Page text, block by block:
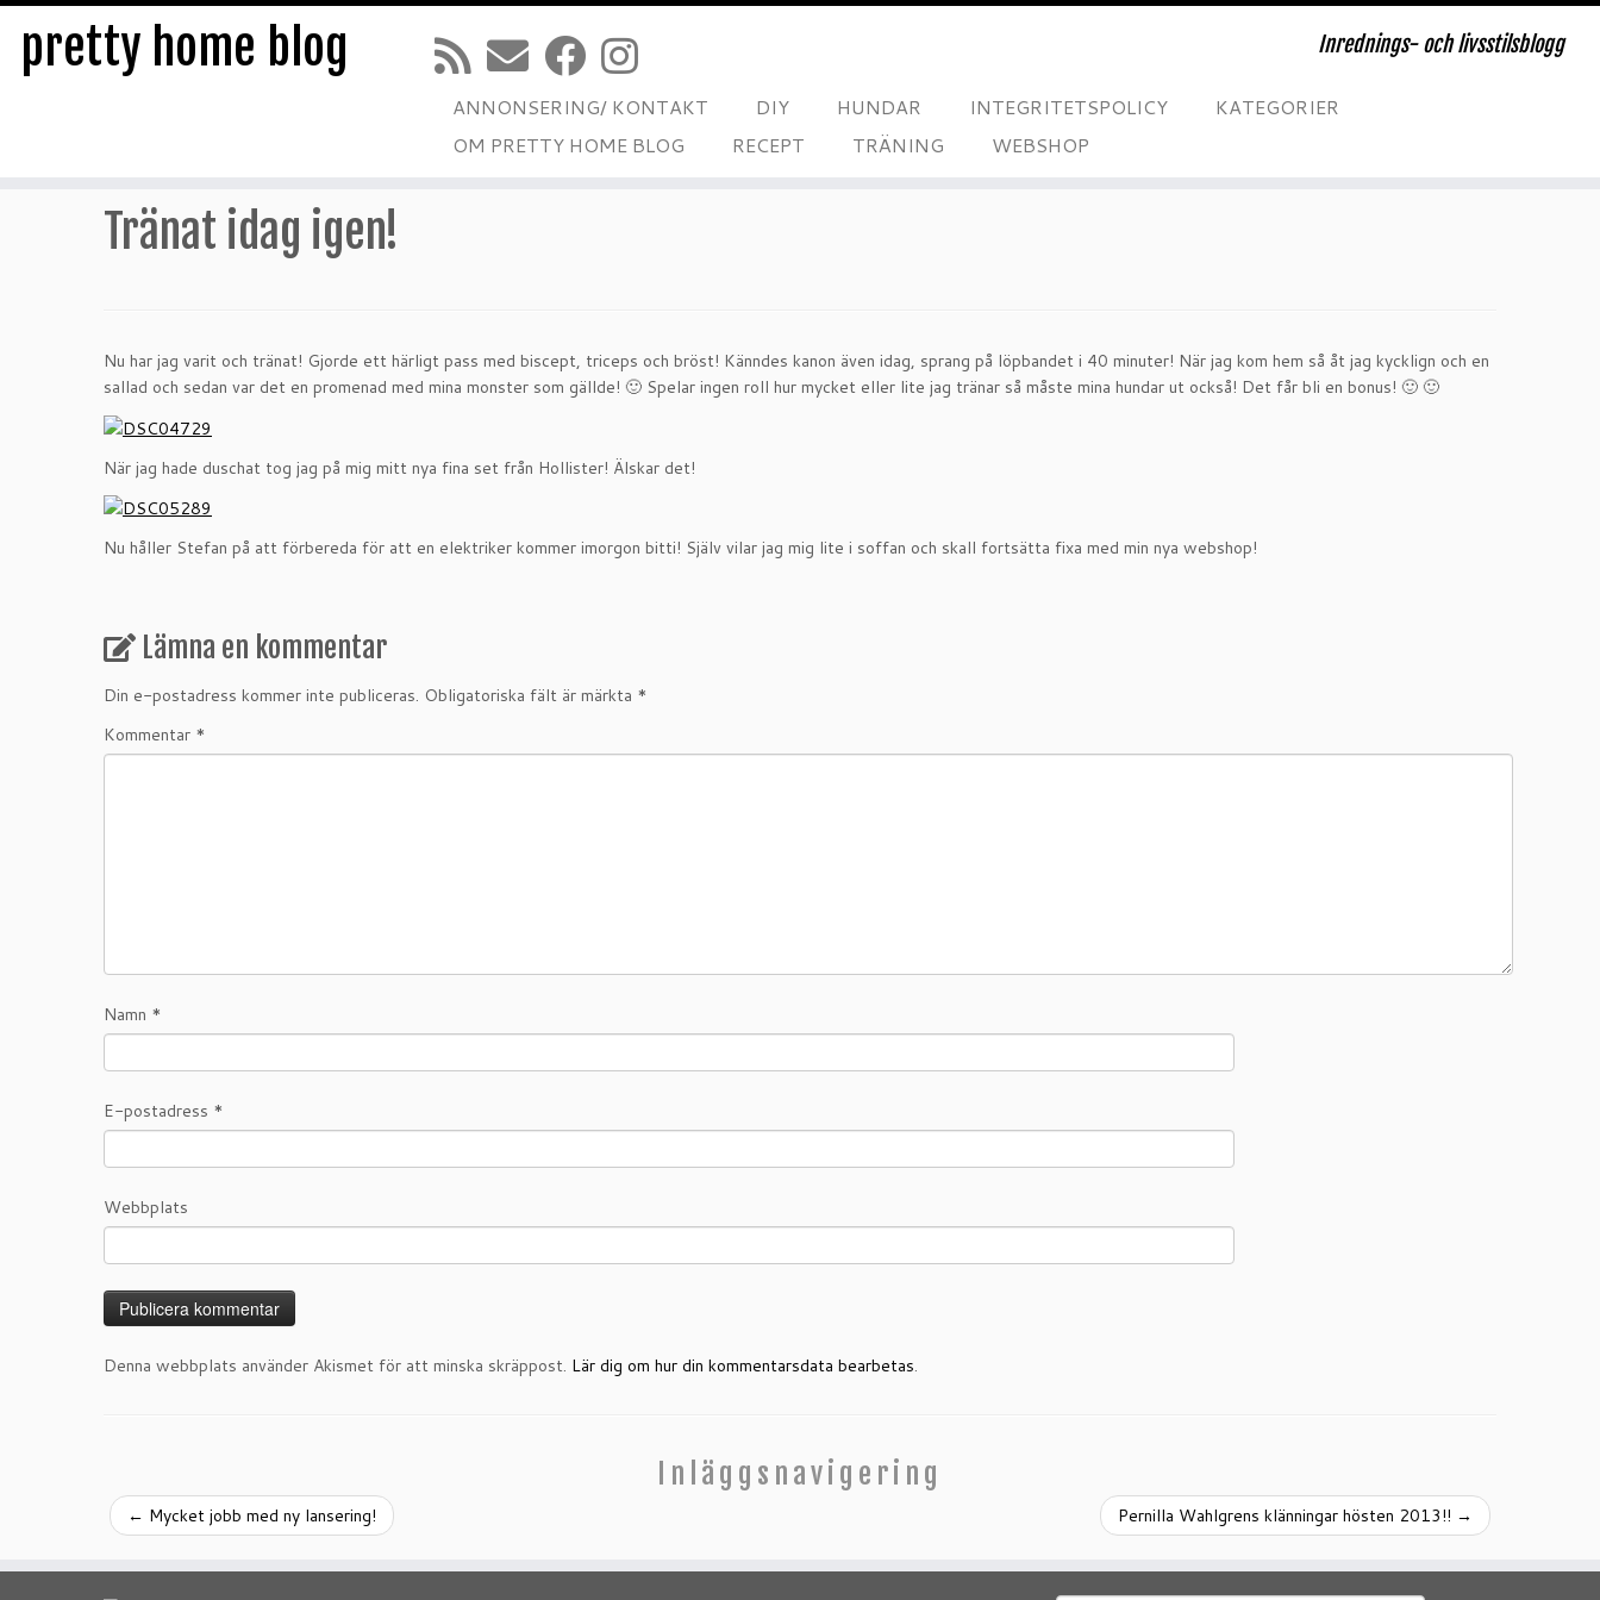
pretty home blog Inrednings- och livsstilsblogg
ANNONSERING/ KONTAKT DIY HUNDAR INTEGRITETSPOLICY
KATEGORIER
OM PRETTY HOME BLOG
RECEPT TRÄNING WEBSHOP
Tränat idag igen!
Nu har jag varit och tränat! Gjorde ett härligt pass med biscept, triceps och bröst! Känndes kanon även idag, sprang på löpbandet i 40 minuter! När jag kom hem så åt jag kycklign och en
sallad och sedan var det en promenad med mina monster som gällde! 🙂 Spelar ingen roll hur mycket eller lite jag tränar så måste mina hundar ut också! Det får bli en bonus! 🙂 🙂
När jag hade duschat tog jag på mig mitt nya fina set från Hollister! Älskar det!
Nu håller Stefan på att förbereda för att en elektriker kommer imorgon bitti! Själv vilar jag mig lite i soffan och skall fortsätta fixa med min nya webshop!
Lämna en kommentar
Din e-postadress kommer inte publiceras. Obligatoriska fält är märkta *
Kommentar *
Namn *
E-postadress *
Webbplats
Denna webbplats använder Akismet för att minska skräppost. Lär dig om hur din kommentarsdata bearbetas.
Inläggsnavigering
← Mycket jobb med ny lansering! Pernilla Wahlgrens klänningar hösten 2013!! →